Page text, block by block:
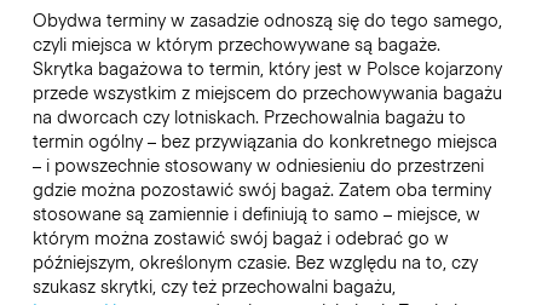
Obydwa terminy w zasadzie odnoszą się do tego samego,
czyli miejsca w którym przechowywane są bagaże.
Skrytka bagażowa to termin, który jest w Polsce kojarzony
przede wszystkim z miejscem do przechowywania bagażu
na dworcach czy lotniskach. Przechowalnia bagażu to
termin ogólny – bez przywiązania do konkretnego miejsca
– i powszechnie stosowany w odniesieniu do przestrzeni
gdzie można pozostawić swój bagaż. Zatem oba terminy
stosowane są zamiennie i definiują to samo – miejsce, w
którym można zostawić swój bagaż i odebrać go w
późniejszym, określonym czasie. Bez względu na to, czy
szukasz skrytki, czy też przechowalni bagażu,